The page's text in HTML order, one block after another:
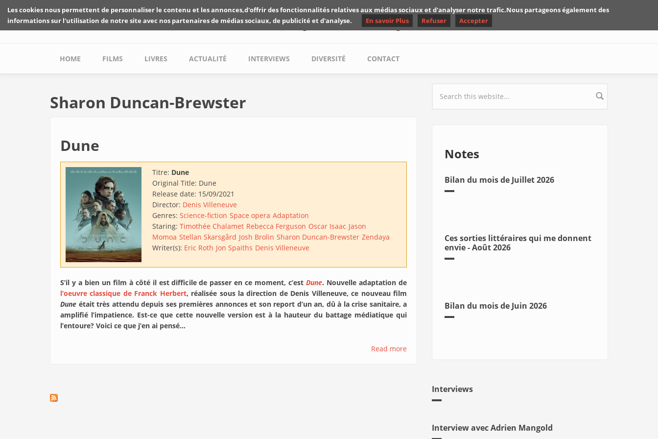
Skip to main content
Les critiques de Yuyine
Main menu
HOME FILMS LIVRES ACTUALITÉ INTERVIEWS DIVERSITÉ CONTACT
Sharon Duncan-Brewster
Dune
Titre: Dune
Original Title: Dune
Release date: 15/09/2021
Director: Denis Villeneuve
Genres: Science-fiction Space opera Adaptation
Staring: Timothée Chalamet Rebecca Ferguson Oscar Isaac Jason
Momoa Stellan Skarsgård Josh Brolin Sharon Duncan-Brewster Zendaya
Writer(s): Eric Roth Jon Spaiths Denis Villeneuve
S’il y a bien un film à côté il est difficile de passer en ce moment, c’estDune. Nouvelle adaptation de
l’oeuvre classique de Franck Herbert, réalisée sous la direction de Denis Villeneuve, ce nouveau film
Dune était très attendu depuis ses premières annonces et son report d’un an, dû à la crise sanitaire, a
amplifié l’impatience. Est-ce que cette nouvelle version est à la hauteur du battage médiatique qui
l’entoure? Voici ce que j’en ai pensé…
Read more
Search form
Notes
Bilan du mois de Juillet 2026
Ces sorties littéraires qui me donnent
envie - Août 2026
Bilan du mois de Juin 2026
Interviews
Interview avec Adrien Mangold
Les cookies nous permettent de personnaliser le contenu et les annonces,d'offrir des fonctionnalités relatives aux médias sociaux et d'analyser notre trafic.Nous partageons également des
informations sur l'utilisation de notre site avec nos partenaires de médias sociaux, de publicité et d'analyse.
En savoir Plus Refuser Accepter